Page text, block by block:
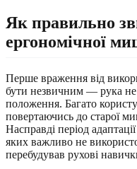
Як правильно
ергономічної
Перше враження від
бути незвичним — рука не
положення. Багато
повертаючись до старої
Насправді період
яких важливо не
перебудував рухові